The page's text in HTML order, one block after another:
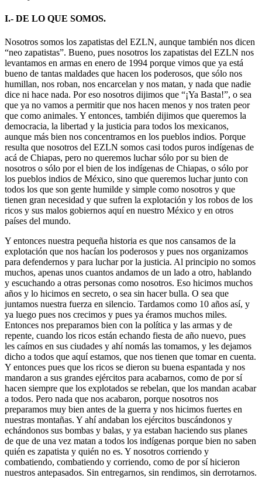
I.- DE LO QUE SOMOS.
Nosotros somos los zapatistas del EZLN, aunque también nos dicen
“neo zapatistas”. Bueno, pues nosotros los zapatistas del EZLN nos
levantamos en armas en enero de 1994 porque vimos que ya está
bueno de tantas maldades que hacen los poderosos, que sólo nos
humillan, nos roban, nos encarcelan y nos matan, y nada que nadie
dice ni hace nada. Por eso nosotros dijimos que “¡Ya Basta!”, o sea
que ya no vamos a permitir que nos hacen menos y nos traten peor
que como animales. Y entonces, también dijimos que queremos la
democracia, la libertad y la justicia para todos los mexicanos,
aunque más bien nos concentramos en los pueblos indios. Porque
resulta que nosotros del EZLN somos casi todos puros indígenas de
acá de Chiapas, pero no queremos luchar sólo por su bien de
nosotros o sólo por el bien de los indígenas de Chiapas, o sólo por
los pueblos indios de México, sino que queremos luchar junto con
todos los que son gente humilde y simple como nosotros y que
tienen gran necesidad y que sufren la explotación y los robos de los
ricos y sus malos gobiernos aquí en nuestro México y en otros
países del mundo.
Y entonces nuestra pequeña historia es que nos cansamos de la
explotación que nos hacían los poderosos y pues nos organizamos
para defendernos y para luchar por la justicia. Al principio no somos
muchos, apenas unos cuantos andamos de un lado a otro, hablando
y escuchando a otras personas como nosotros. Eso hicimos muchos
años y lo hicimos en secreto, o sea sin hacer bulla. O sea que
juntamos nuestra fuerza en silencio. Tardamos como 10 años así, y
ya luego pues nos crecimos y pues ya éramos muchos miles.
Entonces nos preparamos bien con la política y las armas y de
repente, cuando los ricos están echando fiesta de año nuevo, pues
les caímos en sus ciudades y ahí nomás las tomamos, y les dejamos
dicho a todos que aquí estamos, que nos tienen que tomar en cuenta.
Y entonces pues que los ricos se dieron su buena espantada y nos
mandaron a sus grandes ejércitos para acabarnos, como de por sí
hacen siempre que los explotados se rebelan, que los mandan acabar
a todos. Pero nada que nos acabaron, porque nosotros nos
preparamos muy bien antes de la guerra y nos hicimos fuertes en
nuestras montañas. Y ahí andaban los ejércitos buscándonos y
echándonos sus bombas y balas, y ya estaban haciendo sus planes
de que de una vez matan a todos los indígenas porque bien no saben
quién es zapatista y quién no es. Y nosotros corriendo y
combatiendo, combatiendo y corriendo, como de por sí hicieron
nuestros antepasados. Sin entregarnos, sin rendimos, sin derrotarnos.